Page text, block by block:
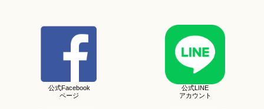
公式Facebook
ページ
公式LINE
アカウント